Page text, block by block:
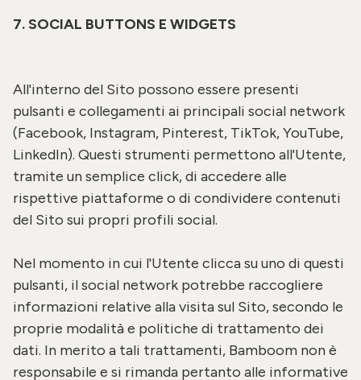
7. SOCIAL BUTTONS E WIDGETS
All'interno del Sito possono essere presenti
pulsanti e collegamenti ai principali social network
(Facebook, Instagram, Pinterest, TikTok, YouTube,
LinkedIn). Questi strumenti permettono all'Utente,
tramite un semplice click, di accedere alle
rispettive piattaforme o di condividere contenuti
del Sito sui propri profili social.
Nel momento in cui l'Utente clicca su uno di questi
pulsanti, il social network potrebbe raccogliere
informazioni relative alla visita sul Sito, secondo le
proprie modalità e politiche di trattamento dei
dati. In merito a tali trattamenti, Bamboom non è
responsabile e si rimanda pertanto alle informative